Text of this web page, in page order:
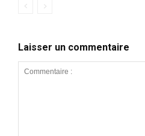
Laisser un commentaire